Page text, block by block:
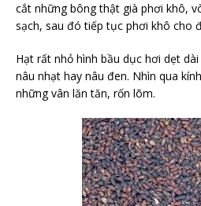
cắt những bông thật già phơi khô,
sạch, sau đó tiếp tục phơi khô cho
Hạt rất nhỏ hình bầu dục hơi dẹt
nâu nhạt hay nâu đen. Nhìn qua
những vân lăn tăn, rốn lõm.